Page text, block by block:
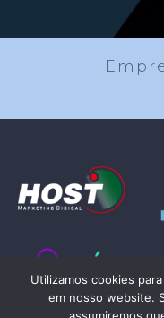
Utilizamos cookies
em nosso website.